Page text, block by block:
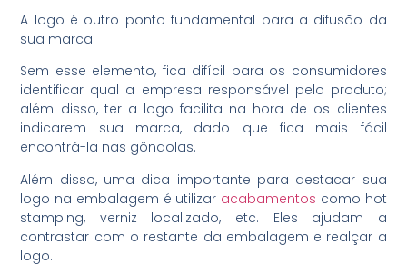
A logo é outro ponto fundamental para a difusão da
sua marca.
Sem esse elemento, fica difícil para os consumidores
identificar qual a empresa responsável pelo produto;
além disso, ter a logo facilita na hora de os clientes
indicarem sua marca, dado que fica mais fácil
encontrá-la nas gôndolas.
Além disso, uma dica importante para destacar sua
logo na embalagem é utilizar acabamentos como hot
stamping, verniz localizado, etc. Eles ajudam a
contrastar com o restante da embalagem e realçar a
logo.